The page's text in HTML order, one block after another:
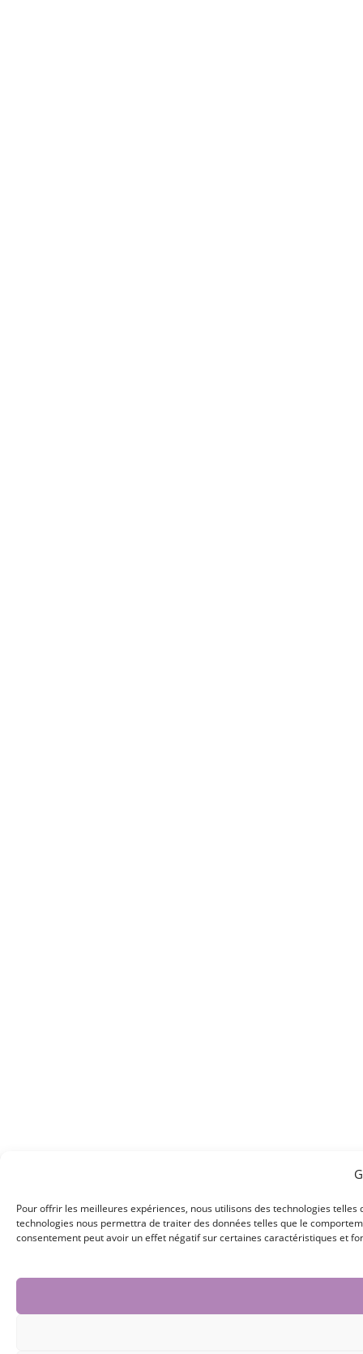
Pour offrir les meilleures expériences, nous utilisons des technologies
technologies nous permettra de traiter des données telles que le
consentement peut avoir un effet négatif sur certaines caractéristiques et